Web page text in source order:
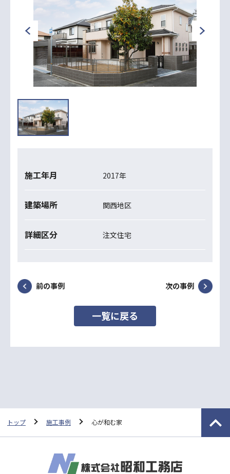
施工年月 2017年
建築場所 関西地区
詳細区分 注文住宅
前の事例 次の事例
一覧に戻る
トップ 施工事例 心が和む家